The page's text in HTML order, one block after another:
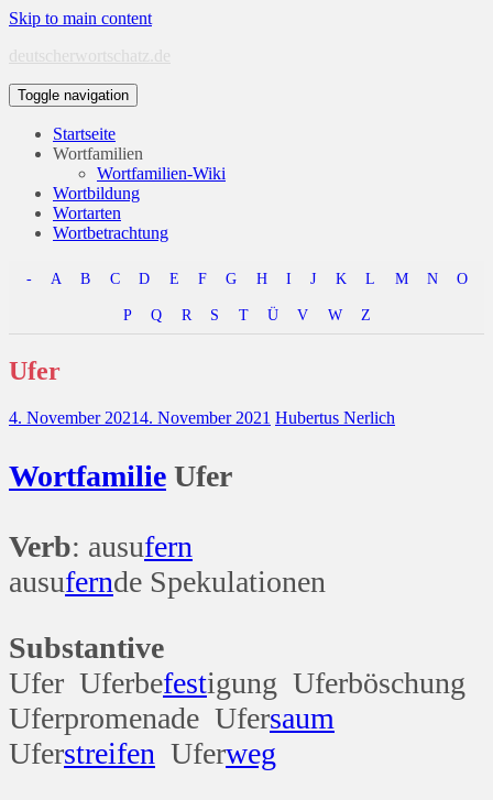
Skip to main content
deutscherwortschatz.de
Toggle navigation
Startseite
Wortfamilien
Wortfamilien-Wiki
Wortbildung
Wortarten
Wortbetrachtung
- A B C D E F G H I J K L M N O
P Q R S T Ü V W Z
Ufer
4. November 20214. November 2021 Hubertus Nerlich
Wortfamilie Ufer
Verb: ausufern
ausufernde Spekulationen
Substantive
Ufer Uferbefestigung Uferböschung
Uferpromenade Ufersaum
Uferstreifen Uferweg